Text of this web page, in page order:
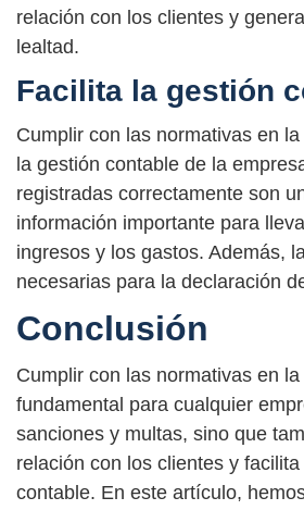
relación con los clientes y
lealtad.
Facilita la gestión
Cumplir con las normativas en
la gestión contable de la
registradas correctamente son
información importante para
ingresos y los gastos. Además,
necesarias para la declaración
Conclusión
Cumplir con las normativas en
fundamental para cualquier
sanciones y multas, sino que
relación con los clientes y
contable. En este artículo,